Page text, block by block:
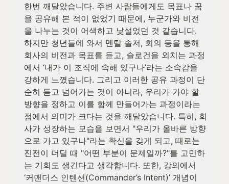
한번 깨달았습니다. 주변 사람들에게도 목표나 꿈
을 공유해 본 적이 없었기 때문에, 누군가와 비전
을 나누는 것이 어색하고 낯설었던 것 같습니다.
하지만 청년들에 와서 멘탈 솔저, 회의 등을 통해
회사의 비전과 목표를 듣고, 슬로건을 외치는 과정
에서 ‘내가 이 조직에 속해 있구나’라는 소속감을
강하게 느꼈습니다. 그리고 이러한 공유 과정이 단
순히 듣고 넘어가는 것이 아니라, 우리가 가야 할
방향을 정하고 이를 함께 만들어가는 과정이라는
점에서 의미가 크다는 것을 깨달았습니다. 특히, 회
사가 성장하는 모습을 보면서 "우리가 올바른 방향
으로 가고 있구나"라는 확신을 갖게 되고, 때로는
진전이 더딜 때 "어떤 부분이 문제일까?"를 고민하
는 기회도 생긴다고 생각합니다. 또한, 강의에서
‘커맨더스 인텐션(Commander’s Intent)’ 개념이